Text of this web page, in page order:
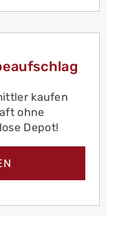
kaufen
ohne
Depot!